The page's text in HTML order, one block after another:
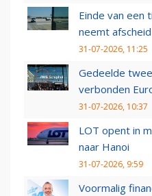
Einde van een
neemt
31-07-2026, 11:25
Gedeelde
verbonden
31-07-2026, 10:37
LOT opent in
naar Hanoi
31-07-2026, 9:59
Voormalig